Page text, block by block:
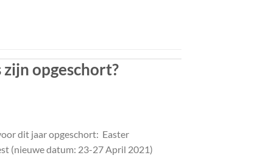
opgeschort?
dit jaar opgeschort: Easter
(nieuwe datum: 23-27 April 2021)